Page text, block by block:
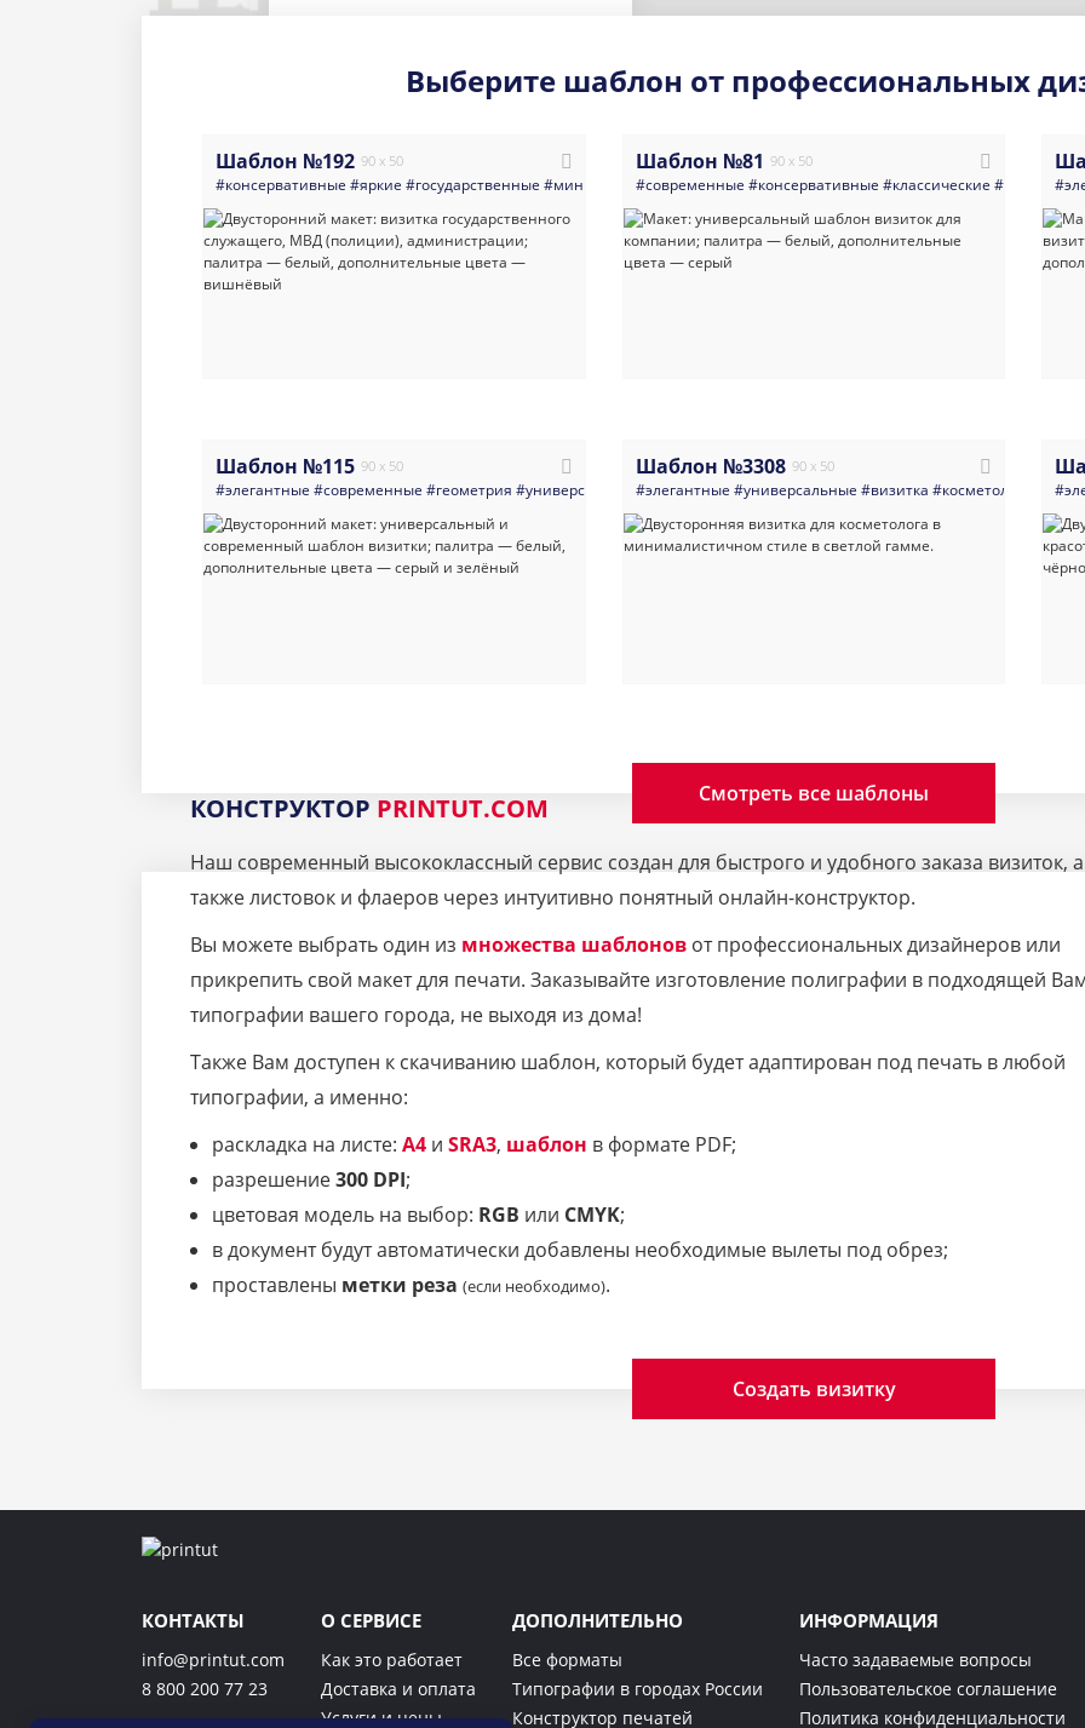
Выберите шаблон от профессиональных
Шаблон №192 90 x 50
#консервативные #яркие #государственные #министерство#администрация#светлые#герб #россия #флаг
Шаблон №81 90 x 50
#современные #консервативные #классические
Шаблон №115 90 x 50
#элегантные #современные #геометрия #универсальные#многоцелевые#светлые#современный#универсальный
Шаблон №3308 90 x 50
#элегантные #универсальные #визитка #косметология
Смотреть все шаблоны
КОНСТРУКТОР PRINTUT.COM
Наш современный высококлассный сервис создан для быстрого и удобного заказа визиток, а
также листовок и флаеров через интуитивно понятный онлайн-конструктор.
Вы можете выбрать один из множества шаблонов от профессиональных дизайнеров или
прикрепить свой макет для печати. Заказывайте изготовление полиграфии в подходящей
типографии вашего города, не выходя из дома!
Также Вам доступен к скачиванию шаблон, который будет адаптирован под печать в любой
типографии, а именно:
раскладка на листе: A4 и SRA3, шаблон в формате PDF;
разрешение300 DPI;
цветовая модель на выбор: RGB или CMYK;
в документ будут автоматически добавлены необходимые вылеты под обрез;
проставлены метки реза (если необходимо).
Создать визитку
КОНТАКТЫ
info@printut.com
8 800 200 77 23
О СЕРВИСЕ
Как это работает
Доставка и оплата
Услуги и цены
ДОПОЛНИТЕЛЬНО
Все форматы
Типографии в городах России
Конструктор печатей
ИНФОРМАЦИЯ
Часто задаваемые вопросы
Пользовательское соглашение
Политика конфиденциальности